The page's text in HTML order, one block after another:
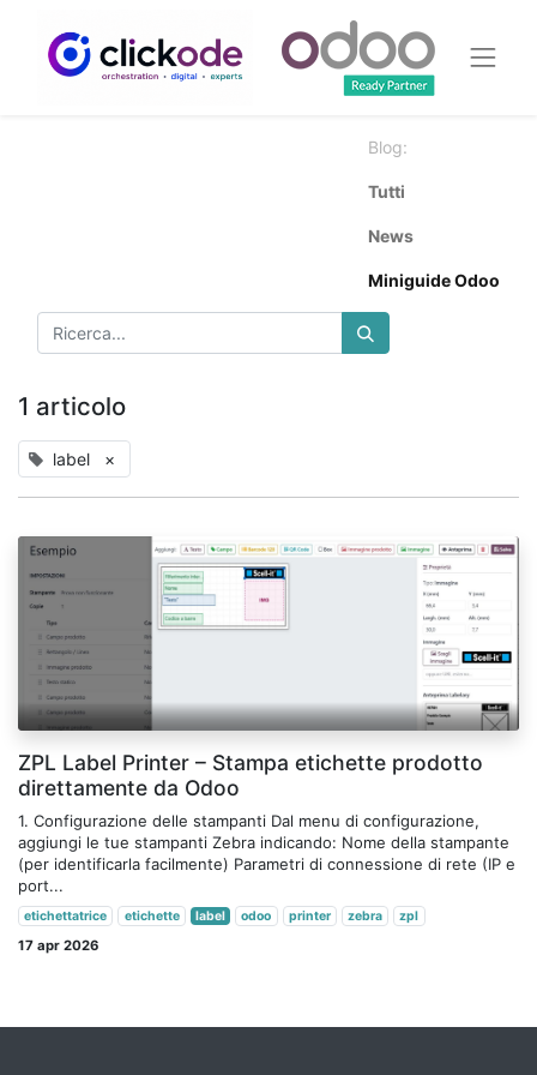
Blog:
Tutti
News
Miniguide Odoo
1 articolo
label ×
ZPL Label Printer – Stampa etichette prodotto
direttamente da Odoo
1. Configurazione delle stampanti Dal menu di configurazione,
aggiungi le tue stampanti Zebra indicando: Nome della stampante
(per identificarla facilmente) Parametri di connessione di rete (IP e
port...
etichettatrice etichette label odoo printer zebra zpl
17 apr 2026